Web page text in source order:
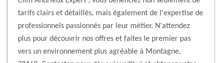
tarifs clairs et détaillés, mais également de l'expertise de
professionnels passionnés par leur métier. N'attendez
plus pour découvrir nos offres et faites le premier pas
vers un environnement plus agréable à Montagne,